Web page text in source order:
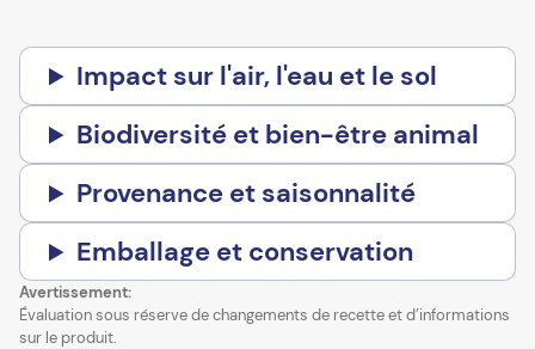
Impact sur l'air, l'eau et le sol
Biodiversité et bien-être animal
Provenance et saisonnalité
Emballage et conservation
Avertissement:
Évaluation sous réserve de changements de recette et d’informations
sur le produit.